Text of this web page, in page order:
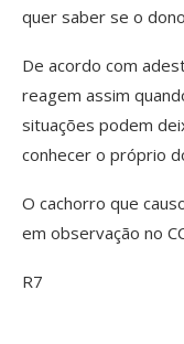
quer saber se o
De acordo com
reagem assim
situações podem
conhecer o próprio
O cachorro que
em observação no
R7